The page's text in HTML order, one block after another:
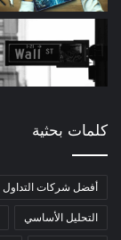
كلمات بحثية
أفضل شركات التداول
التحليل الأساسي